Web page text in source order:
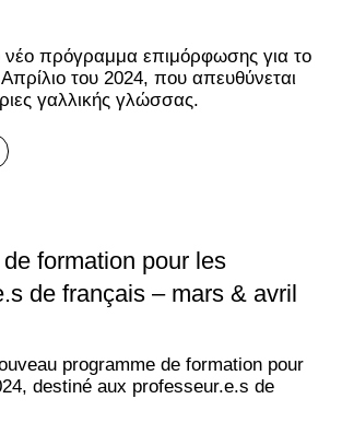
νέο πρόγραμμα επιμόρφωσης για το
του 2024, που απευθύνεται
γαλλικής γλώσσας.
formation pour les
de français – mars & avril
programme de formation pour
destiné aux professeur.e.s de